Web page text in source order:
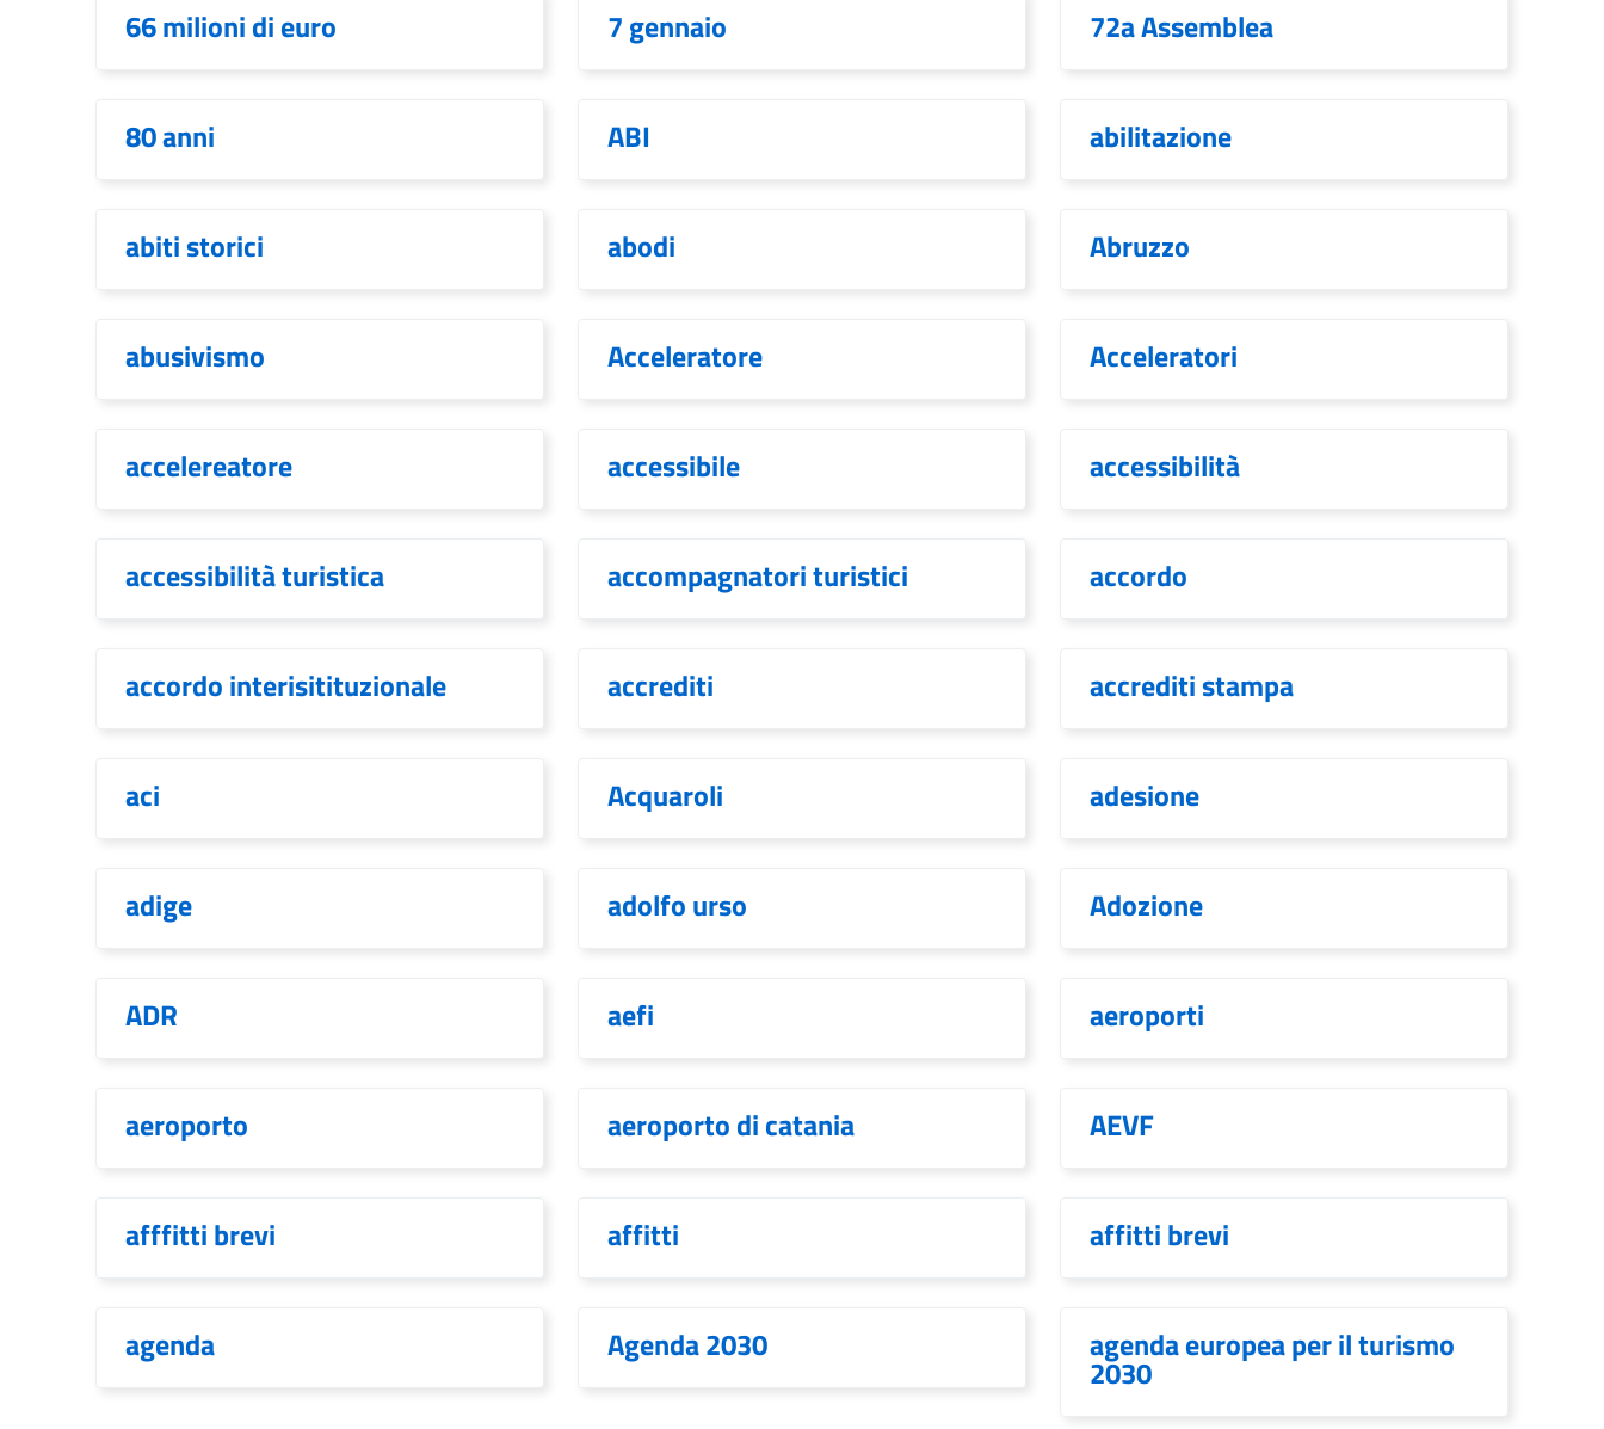
66 milioni di euro 7 gennaio 72a Assemblea
80 anni ABI abilitazione
abiti storici abodi Abruzzo
abusivismo Acceleratore Acceleratori
accelereatore accessibile accessibilità
accessibilità turistica accompagnatori turistici accordo
accordo interisitituzionale accrediti accrediti stampa
aci Acquaroli adesione
adige adolfo urso Adozione
ADR aefi aeroporti
aeroporto aeroporto di catania AEVF
afffitti brevi affitti affitti brevi
agenda Agenda 2030 agenda europea per il turismo
2030